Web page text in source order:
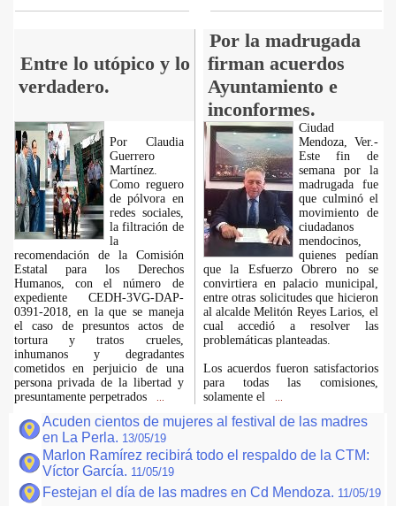
Entre lo utópico y lo
verdadero.
Por la madrugada
firman acuerdos
Ayuntamiento e
inconformes.
Por Claudia
Guerrero
Martínez.
Como reguero
de pólvora en
redes sociales,
la filtración de
la
recomendación de la Comisión
Estatal para los Derechos
Humanos, con el número de
expediente CEDH-3VG-DAP-
0391-2018, en la que se maneja
el caso de presuntos actos de
tortura y tratos crueles,
inhumanos y degradantes
cometidos en perjuicio de una
persona privada de la libertad y
presuntamente perpetrados
Ciudad
Mendoza, Ver.-
Este fin de
semana por la
madrugada fue
que culminó el
movimiento de
ciudadanos
mendocinos,
quienes pedían
que la Esfuerzo Obrero no se
convirtiera en palacio municipal,
entre otras solicitudes que hicieron
al alcalde Melitón Reyes Larios, el
cual accedió a resolver las
problemáticas planteadas.
Los acuerdos fueron satisfactorios
para todas las comisiones,
solamente el
Acuden cientos de mujeres al festival de las madres
en La Perla. 13/05/19
Marlon Ramírez recibirá todo el respaldo de la CTM:
Víctor García. 11/05/19
Festejan el día de las madres en Cd Mendoza. 11/05/19